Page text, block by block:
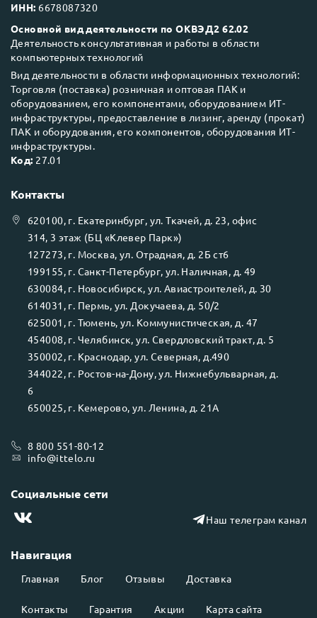
ИНН: 6678087320
Основной вид деятельности по ОКВЭД2 62.02
Деятельность консультативная и работы в области
компьютерных технологий
Вид деятельности в области информационных технологий:
Торговля (поставка) розничная и оптовая ПАК и
оборудованием, его компонентами, оборудованием ИТ-
инфраструктуры, предоставление в лизинг, аренду (прокат)
ПАК и оборудования, его компонентов, оборудования ИТ-
инфраструктуры.
Код: 27.01
Навигация
Главная Блог Отзывы Доставка
Контакты Гарантия Акции Карта сайта
Контакты
620100, г. Екатеринбург, ул.Ткачей, д. 23, офис
314, 3 этаж (БЦ «Клевер Парк»)
127273, г. Москва, ул. Отрадная, д. 2Б ст6
199155, г. Санкт-Петербург, ул. Наличная, д. 49
630084, г. Новосибирск, ул. Авиастроителей, д. 30
614031 , г. Пермь, ул. Докучаева, д. 50/2
625001 , г. Тюмень, ул. Коммунистическая, д. 47
454008, г. Челябинск, ул. Свердловский тракт, д. 5
350002, г. Краснодар, ул. Северная, д.490
344022, г. Ростов-на-Дону, ул. Нижнебульварная, д.
6
650025, г. Кемерово, ул. Ленина, д. 21А
8 800 551-80-12
info@ittelo.ru
Социальные сети
Наш телеграм канал